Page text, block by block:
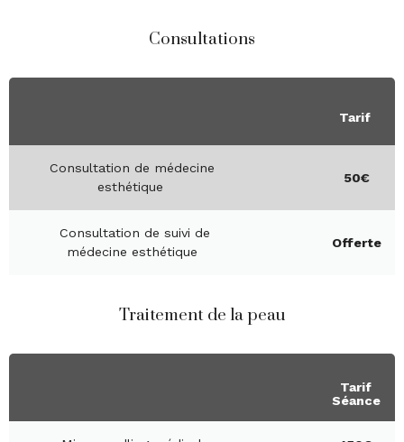
Consultations
Tarif
Consultation de médecine
esthétique
50€
Consultation de suivi de
médecine esthétique
Offerte
Traitement de la peau
Tarif
Séance